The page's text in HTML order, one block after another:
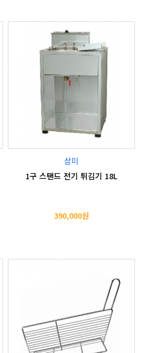
삼미
1구 스탠드 전기 튀김기 18L
390,000원